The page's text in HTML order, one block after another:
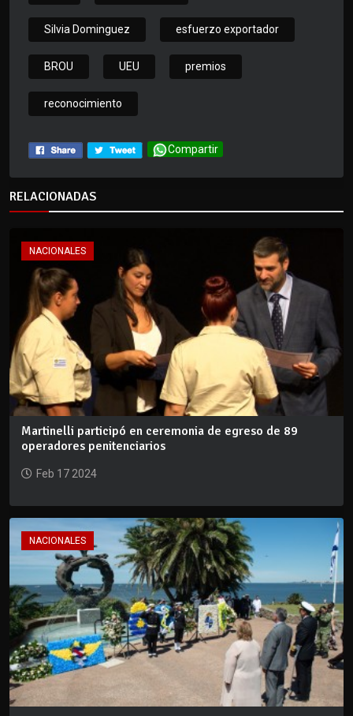
Silvia Dominguez esfuerzo exportador
BROU UEU premios
reconocimiento
Compartir
RELACIONADAS
NACIONALES
Martinelli participó en ceremonia de egreso de 89
operadores penitenciarios
Feb 17 2024
NACIONALES